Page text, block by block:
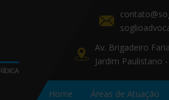
Av. Brigadeiro
Jardim Paulistano
Home Áreas de Atuação